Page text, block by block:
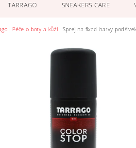
TARRAGO SNEAKERS CARE
ÚDAJŮ KONTAKTY
Péče o boty a kůži Sprej na fixaci barvy